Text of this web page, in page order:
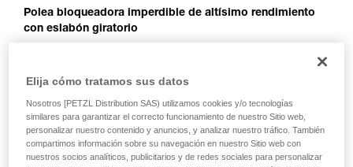
Polea bloqueadora imperdible de altísimo rendimiento
con eslabón giratorio
cuando está fijada al anclaje, está diseñada para la
diámetro con rodamiento de bolas estanco y su excelente
rendimiento, está especialmente adaptada para el izado de
cargas pesadas. Se facilitan las manipulaciones, gracias al
eslabón giratorio que permite orientar la polea bajo carga y
Elija cómo tratamos sus datos
Nosotros [PETZL Distribution SAS) utilizamos cookies y/o tecnologías
similares para garantizar el correcto funcionamiento de nuestro Sitio web,
personalizar nuestro contenido y anuncios, y analizar nuestro tráfico. También
compartimos información sobre su navegación en nuestro Sitio web con
nuestros socios analíticos, publicitarios y de redes sociales para personalizar